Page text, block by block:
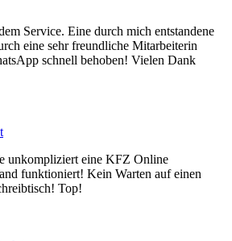
Service. Eine durch mich entstandene
eine sehr freundliche Mitarbeiterin
schnell behoben! Vielen Dank
unkompliziert eine KFZ Online
funktioniert! Kein Warten auf einen
Top!